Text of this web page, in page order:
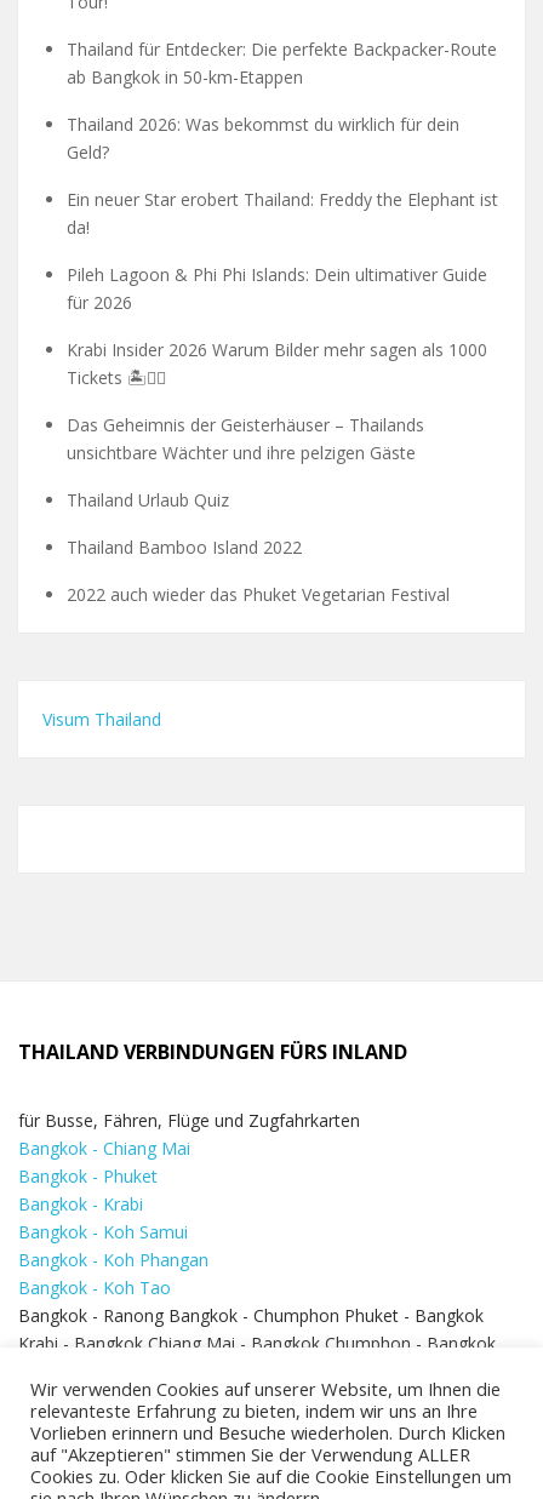
Thailand für Entdecker: Die perfekte Backpacker-Route
ab Bangkok in 50-km-Etappen
Thailand 2026: Was bekommst du wirklich für dein
Geld?
Ein neuer Star erobert Thailand: Freddy the Elephant ist
da!
Pileh Lagoon & Phi Phi Islands: Dein ultimativer Guide
für 2026
Krabi Insider 2026 Warum Bilder mehr sagen als 1000
Tickets 🏝️🧗‍♂️
Das Geheimnis der Geisterhäuser – Thailands
unsichtbare Wächter und ihre pelzigen Gäste
Thailand Urlaub Quiz
Thailand Bamboo Island 2022
2022 auch wieder das Phuket Vegetarian Festival
Visum Thailand
THAILAND VERBINDUNGEN FÜRS INLAND
für Busse, Fähren, Flüge und Zugfahrkarten
Bangkok - Chiang Mai
Bangkok - Phuket
Bangkok - Krabi
Bangkok - Koh Samui
Bangkok - Koh Phangan
Bangkok - Koh Tao
Bangkok - Ranong Bangkok - Chumphon Phuket - Bangkok
Krabi - Bangkok Chiang Mai - Bangkok Chumphon - Bangkok
Bangkok - Hua Hin
Wir verwenden Cookies auf unserer Website, um Ihnen die
relevanteste Erfahrung zu bieten, indem wir uns an Ihre
Vorlieben erinnern und Besuche wiederholen. Durch Klicken
auf "Akzeptieren" stimmen Sie der Verwendung ALLER
Cookies zu. Oder klicken Sie auf die Cookie Einstellungen um